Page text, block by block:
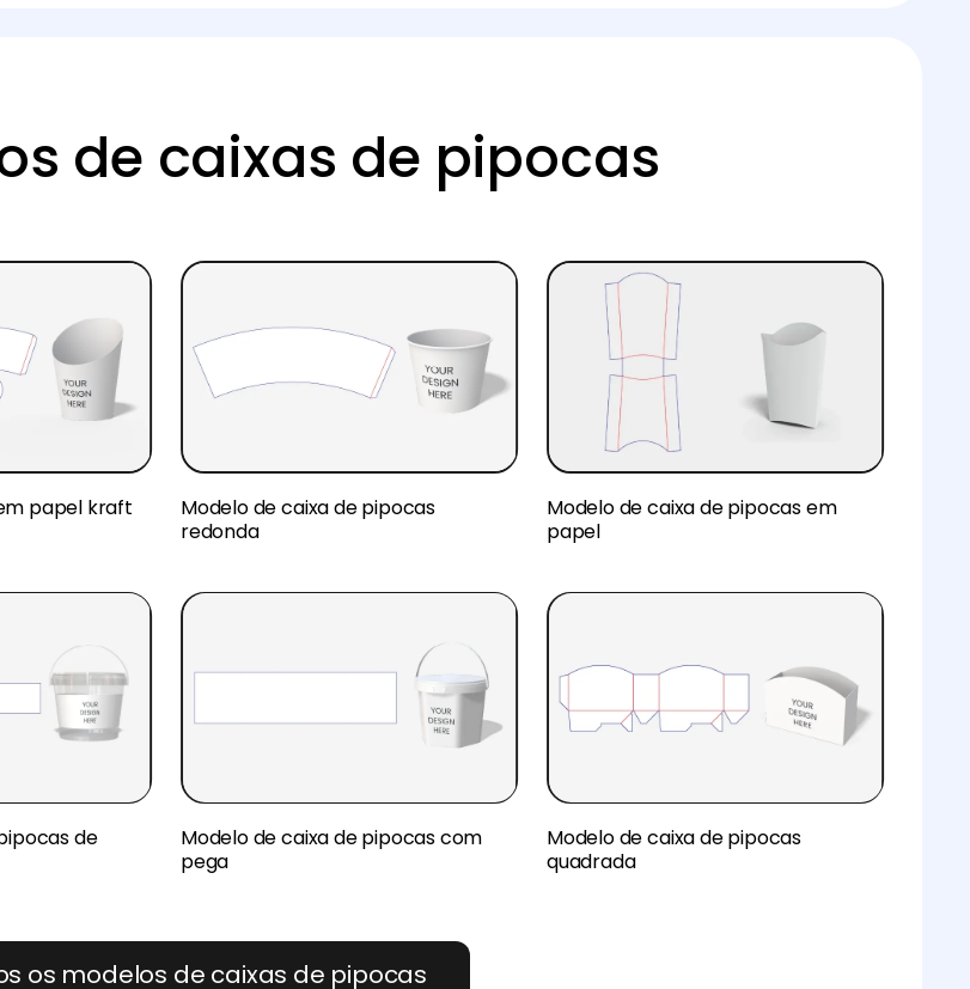
de caixas de pipocas
papel kraft
Modelo de caixa de pipocas
redonda
Modelo de caixa de pipocas em
papel
de
Modelo de caixa de pipocas com
pega
Modelo de caixa de pipocas
quadrada
os modelos de caixas de pipocas